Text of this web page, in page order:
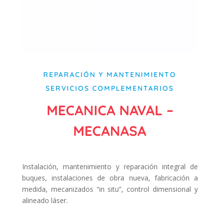
REPARACIÓN Y MANTENIMIENTO
SERVICIOS COMPLEMENTARIOS
MECANICA NAVAL –
MECANASA
Instalación, mantenimiento y reparación integral de
buques, instalaciones de obra nueva, fabricación a
medida, mecanizados “in situ”, control dimensional y
alineado láser.